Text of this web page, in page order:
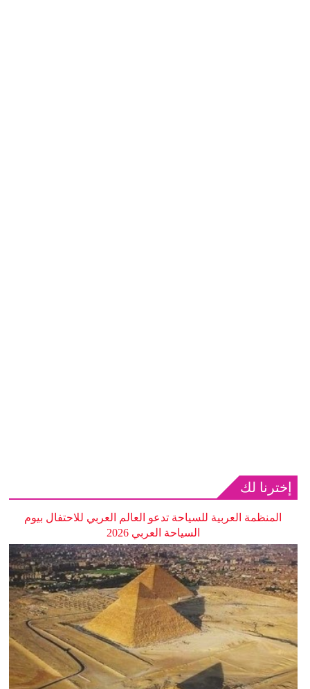
إخترنا لك
المنظمة العربية للسياحة تدعو العالم العربي للاحتفال بيوم
السياحة العربي 2026